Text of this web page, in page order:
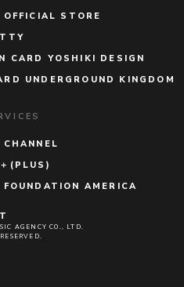
STORE
CARD YOSHIKI DESIGN
UNDERGROUND KINGDOM
(PLUS)
AMERICA
AGENCY CO., LTD.